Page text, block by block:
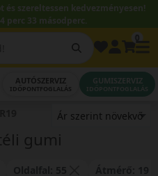
és szereltessen kedvezményesen!
perc 33 másodperc.
AUTÓSZERVIZ
IDŐPONTFOGLALÁS
GUMISZERVIZ
IDŐPONTFOGLALÁS
gumi